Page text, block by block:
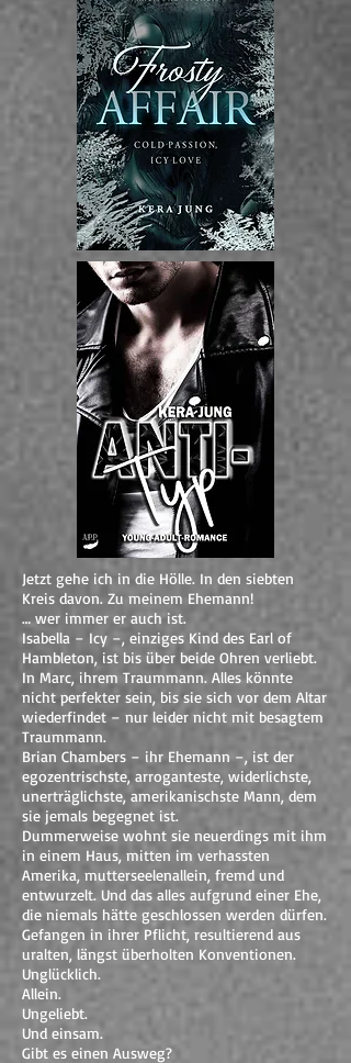
Jetzt gehe ich in die Hölle. In den siebten
Kreis davon. Zu meinem Ehemann!
… wer immer er auch ist.
Isabella – Icy –, einziges Kind des Earl of
Hambleton, ist bis über beide Ohren verliebt.
In Marc, ihrem Traummann. Alles könnte
nicht perfekter sein, bis sie sich vor dem Altar
wiederfindet – nur leider nicht mit besagtem
Traummann.
Brian Chambers – ihr Ehemann –, ist der
egozentrischste, arroganteste, widerlichste,
unerträglichste, amerikanischste Mann, dem
sie jemals begegnet ist.
Dummerweise wohnt sie neuerdings mit ihm
in einem Haus, mitten im verhassten
Amerika, mutterseelenallein, fremd und
entwurzelt. Und das alles aufgrund einer Ehe,
die niemals hätte geschlossen werden dürfen.
Gefangen in ihrer Pflicht, resultierend aus
uralten, längst überholten Konventionen.
Unglücklich.
Allein.
Ungeliebt.
Und einsam.
Gibt es einen Ausweg?